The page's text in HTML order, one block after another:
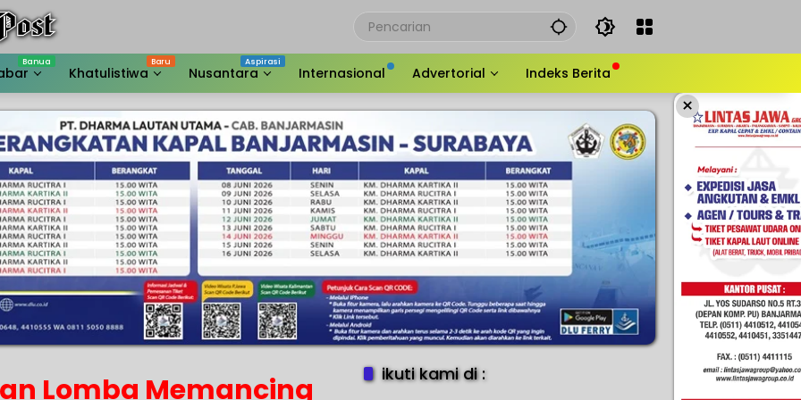
Khatulistiwa Nusantara Internasional Advertorial Indeks Berita
×
Lomba Memancing
ikuti kami di :